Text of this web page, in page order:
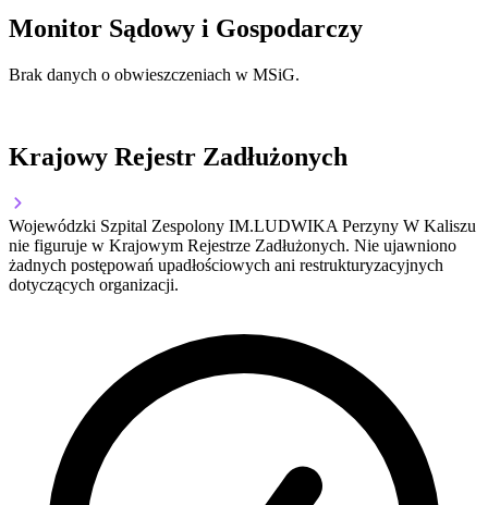
Monitor Sądowy i Gospodarczy
Brak danych o obwieszczeniach w MSiG.
Krajowy Rejestr Zadłużonych
Wojewódzki Szpital Zespolony IM.LUDWIKA Perzyny W Kaliszu
nie figuruje w Krajowym Rejestrze Zadłużonych. Nie ujawniono
żadnych postępowań upadłościowych ani restrukturyzacyjnych
dotyczących organizacji.